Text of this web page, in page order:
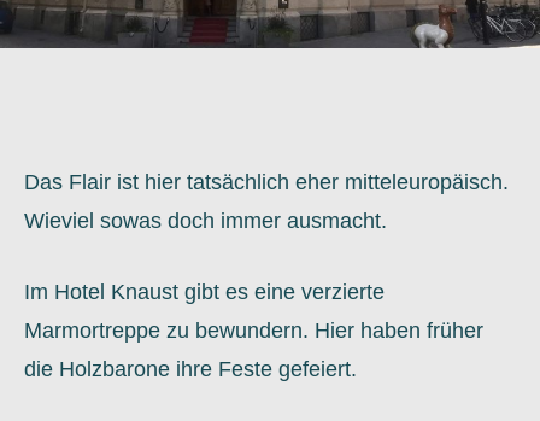
Das Flair ist hier tatsächlich eher mitteleuropäisch.
Wieviel sowas doch immer ausmacht.
Im Hotel Knaust gibt es eine verzierte
Marmortreppe zu bewundern. Hier haben früher
die Holzbarone ihre Feste gefeiert.